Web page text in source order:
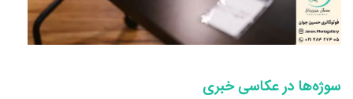
سوژه‌ها در عکاسی خبری